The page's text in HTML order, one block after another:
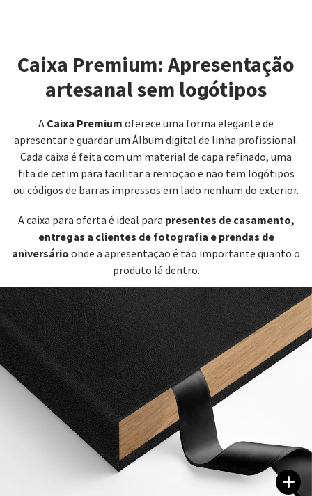
Caixa Premium: Apresentação
artesanal sem logótipos
A Caixa Premium oferece uma forma elegante de
apresentar e guardar um Álbum digital de linha profissional.
Cada caixa é feita com um material de capa refinado, uma
fita de cetim para facilitar a remoção e não tem logótipos
ou códigos de barras impressos em lado nenhum do exterior.
A caixa para oferta é ideal para presentes de casamento,
entregas a clientes de fotografia e prendas de
aniversário onde a apresentação é tão importante quanto o
produto lá dentro.